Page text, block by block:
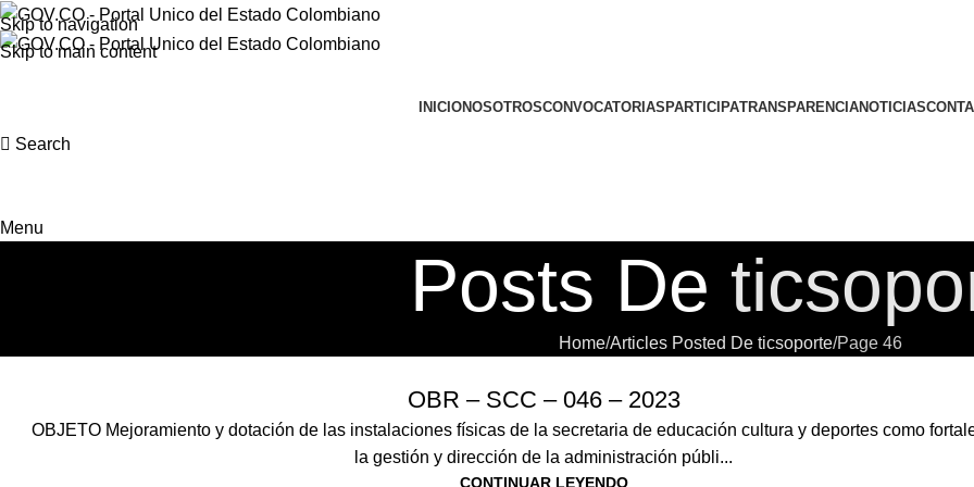
Skip to navigation
Skip to main content
INICIONOSOTROSCONVOCATORIAS PARTICIPATRANSPARENCIANOTICIAS
Search
Menu
Posts De
Home Articles Posted De ticsoporte Page 46
OBR – SCC – 046 – 2023
OBJETO Mejoramiento y dotación de las instalaciones físicas de la secretaria de educación cultura y deportes como
la gestión y dirección de la administración públi...
CONTINUAR LEYENDO